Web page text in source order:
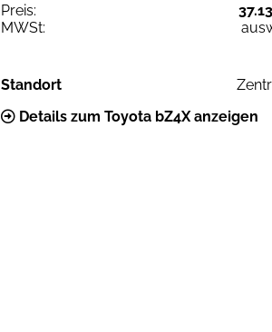
Preis:
MWSt:
Standort
Details zum Toyota bZ4X anzeigen